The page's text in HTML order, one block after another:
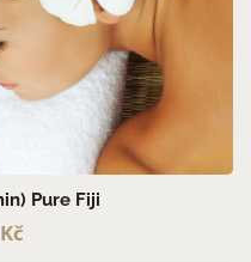
Pure Fiji